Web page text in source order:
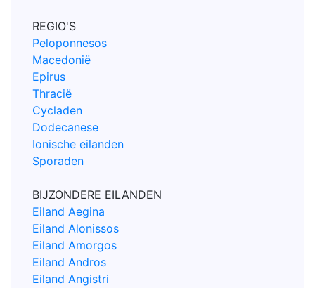
REGIO'S
Peloponnesos
Macedonië
Epirus
Thracië
Cycladen
Dodecanese
Ionische eilanden
Sporaden
BIJZONDERE EILANDEN
Eiland Aegina
Eiland Alonissos
Eiland Amorgos
Eiland Andros
Eiland Angistri